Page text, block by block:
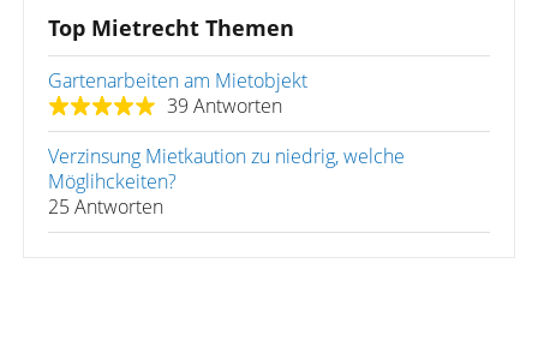
Top Mietrecht Themen
Gartenarbeiten am Mietobjekt
39 Antworten
Verzinsung Mietkaution zu niedrig, welche
Möglihckeiten?
25 Antworten